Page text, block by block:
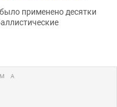
применено десятки